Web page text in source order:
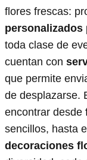
flores frescas:
personalizados
toda clase de
cuentan con
que permite
de desplazarse.
encontrar desde
sencillos, hasta
decoraciones